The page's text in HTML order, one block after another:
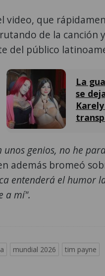
video, que
de la canción
del público
La
se
unos genios, no he
además bromeó
entenderá el humor
a mí".
mundial 2026
tim payne